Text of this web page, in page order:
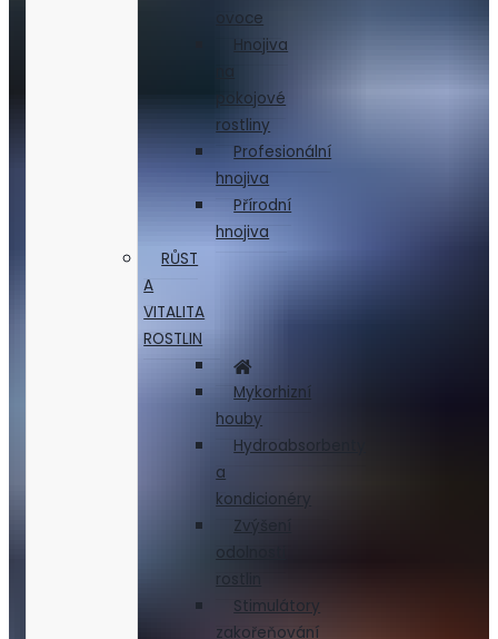
ovoce
Hnojiva
pokojové
rostliny
Profesionální
hnojiva
Přírodní
hnojiva
RŮST
A
VITALITA
ROSTLIN
Mykorhizní
houby
Hydroabsorbenty
a
kondicionéry
Zvýšení
odolnosti
rostlin
Stimulátory
zakořeňování